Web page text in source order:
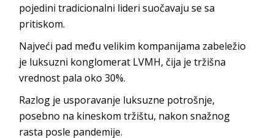
pojedini tradicionalni lideri suočavaju se sa
pritiskom.
Najveći pad među velikim kompanijama zabeležio
je luksuzni konglomerat LVMH, čija je tržišna
vrednost pala oko 30%.
Razlog je usporavanje luksuzne potrošnje,
posebno na kineskom tržištu, nakon snažnog
rasta posle pandemije.